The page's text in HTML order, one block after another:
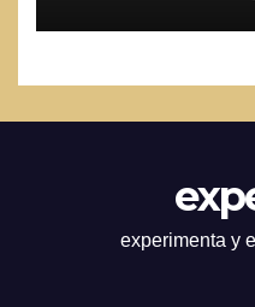
experimenta y